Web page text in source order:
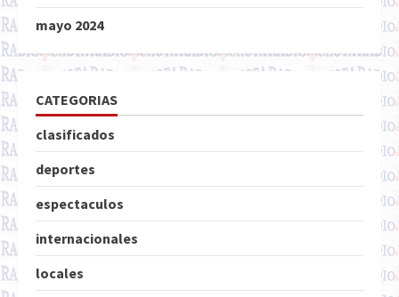
mayo 2024
CATEGORIAS
clasificados
deportes
espectaculos
internacionales
locales